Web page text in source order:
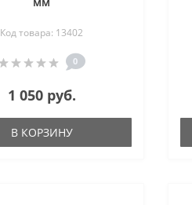
Код товара: 13402
0
1 050 руб.
В КОРЗИНУ